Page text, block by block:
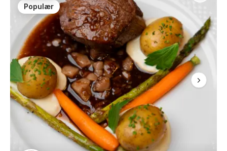
Populær